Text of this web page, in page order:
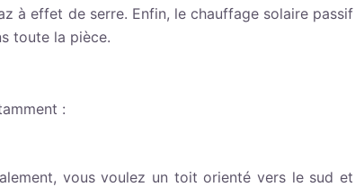
à effet de serre. Enfin, le chauffage solaire passif
toute la pièce.
:
vous voulez un toit orienté vers le sud et